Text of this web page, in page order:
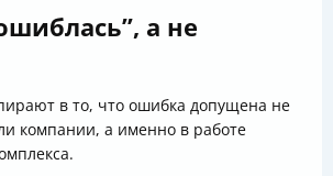
а не
в то, что ошибка допущена не
компании, а именно в работе